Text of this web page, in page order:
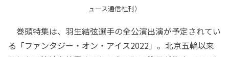
ュース通信社刊）
巻頭特集は、羽生結弦選手の全公演出演が予定されてい
る「ファンタジー・オン・アイス2022」。北京五輪以来